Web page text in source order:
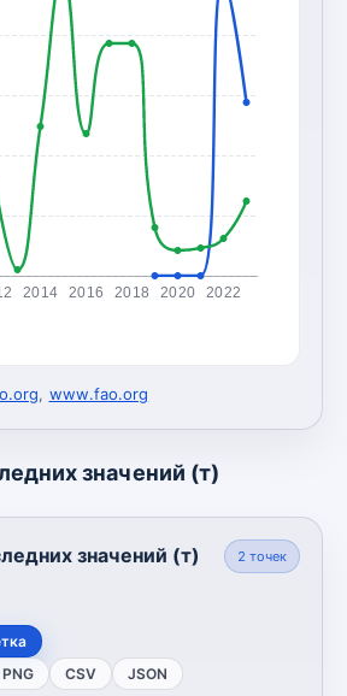
2014 2016 2018 2020 2022
, www.fao.org
значений (т)
значений (т) 2 точек
PNG CSV JSON